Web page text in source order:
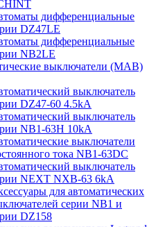
дифференциальные
DZ47LE
дифференциальные
NB2LE
выключатели (МАВ)
выключатель
DZ47-60 4.5kA
выключатель
NB1-63H 10kA
выключатели
тока NB1-63DC
выключатель
NEXT NXB-63 6kA
для автоматических
серии NB1 и
DZ158